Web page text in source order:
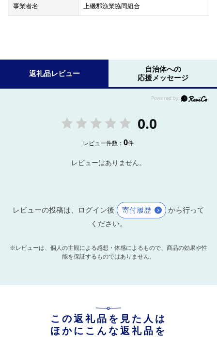
事業者名 上磯郡漁業協同組合
返礼品レビュー
自治体への
応援メッセージ
0.0
レビュー件数：0件
レビューはありません。
レビューの投稿は、ログイン後 寄付履歴
から行って
ください。
※レビューは、個人の主観による感想・体感によるもので、商品の効果や性
能を保証するものではありません。
この返礼品を見た人は
ほかにこんな返礼品を